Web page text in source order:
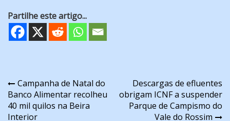
Partilhe este artigo...
Navegação
de
Campanha de Natal do
Banco Alimentar recolheu
40 mil quilos na Beira
Interior
Descargas de efluentes
obrigam ICNF a suspender
Parque de Campismo do
Vale do Rossim